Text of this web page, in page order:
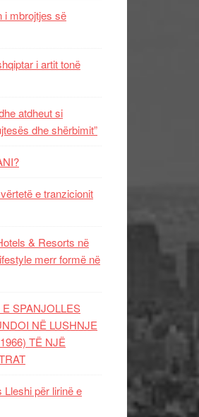
i mbrojtjes së
i artit tonë
atdheut si
dhe shërbimit”
e tranzicionit
& Resorts në
merr formë në
SPANJOLLES
NË LUSHNJE
TË NJË
për lirinë e